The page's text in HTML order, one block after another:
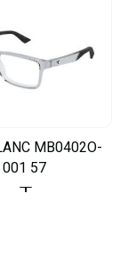
MB0402O-
001 57